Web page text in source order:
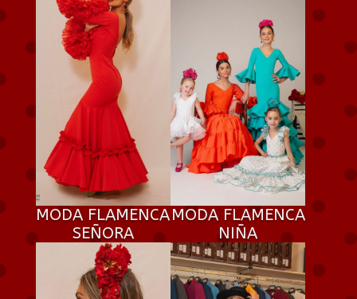
MODA FLAMENCA
SEÑORA
MODA FLAMENCA
NIÑA